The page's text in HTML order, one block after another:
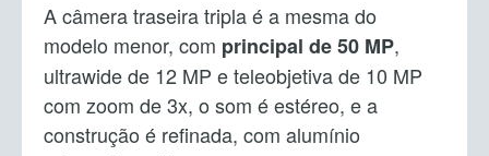
A câmera traseira tripla é a mesma do
modelo menor, com principal de 50 MP,
ultrawide de 12 MP e teleobjetiva de 10 MP
com zoom de 3x, o som é estéreo, e a
construção é refinada, com alumínio